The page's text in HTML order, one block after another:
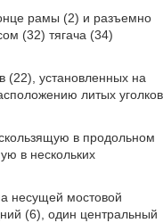
рамы (2) и разъемно
(32) тягача (34)
установленных на
литых уголков
в продольном
в нескольких
несущей мостовой
(6), один центральный